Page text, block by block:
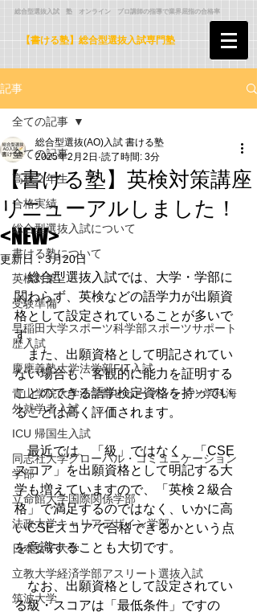
​ 総合型選抜入試 塾 オンライン プロ講師の指導で業界屈指の合格率
【書ける塾】総合型選抜入試専門塾
記事
全ての記事
高校２年生
合格実績
総合型選抜入試について
書ける塾について
英検対策
受験準備
早稲田大学スポーツ科学部スポーツサポート
歴入試
慶應義塾大学法学部FIT入試
青山学院大学法学部ヒューマンライツ学科海
外就学者入試
ICU 帰国生入試
同志社大学グローバル・コミュニケーション
学部
立命館大学国際関係学部
法政大学キャリアデザイン学部
日本女子大学
立教大学経済学部アスリート選抜入試
筑波大学
全ての記事
【書ける塾】英検対策講座
リニューアルしました！
<NEW>
総合型選抜(AO)入試 書ける塾
2025年2月2日 読了時間: 3分
更新日：3月20日
総合型選抜入試では、大学・学部に
関わらず、英検などの語学力が出願資
格として設定されていることが多いで
す。
また、出願資格として明記されてい
ない場合も、客観的に能力を証明する
ことのできる語学検定資格を持ってい
ることは高く評価されます。
最近では、「級」ではなく、「CSE
スコア」を出願資格として明記する大
学も増えていますので、「英検２級合
格」で満足するのではなく、いかに高
いCSEスコアで合格できるかという点
を意識することも大切です。
なお、出願資格として設定されてい
る級・スコアは「最低条件」ですの